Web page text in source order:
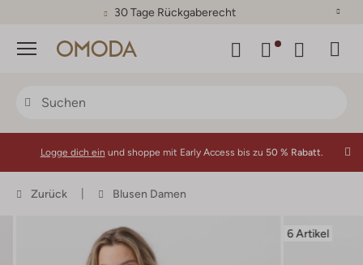
30 Tage Rückgaberecht
Menü
Logge dich ein und shoppe mit Early Access bis zu 50 % Rabatt.
Zurück Blusen Damen
6 Artikel